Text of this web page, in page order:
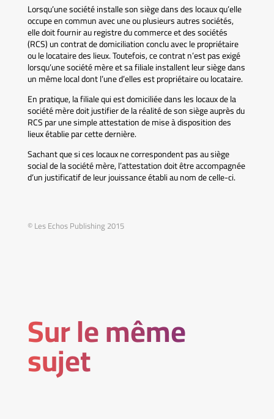
Lorsqu’une société installe son siège dans des locaux qu’elle
occupe en commun avec une ou plusieurs autres sociétés,
elle doit fournir au registre du commerce et des sociétés
(RCS) un contrat de domiciliation conclu avec le propriétaire
ou le locataire des lieux. Toutefois, ce contrat n’est pas exigé
lorsqu’une société mère et sa filiale installent leur siège dans
un même local dont l’une d’elles est propriétaire ou locataire.
En pratique, la filiale qui est domiciliée dans les locaux de la
société mère doit justifier de la réalité de son siège auprès du
RCS par une simple attestation de mise à disposition des
lieux établie par cette dernière.
Sachant que si ces locaux ne correspondent pas au siège
social de la société mère, l’attestation doit être accompagnée
d’un justificatif de leur jouissance établi au nom de celle-ci.
© Les Echos Publishing 2015
Sur le même
sujet